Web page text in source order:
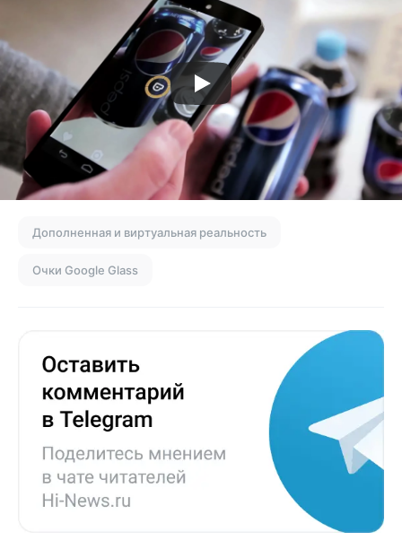
Дополненная и виртуальная реальность
Очки Google Glass